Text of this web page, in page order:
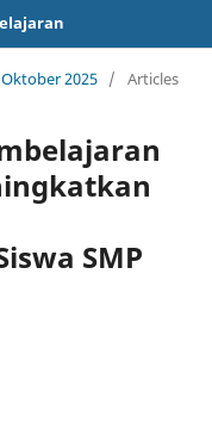
2025 / Articles
SMP